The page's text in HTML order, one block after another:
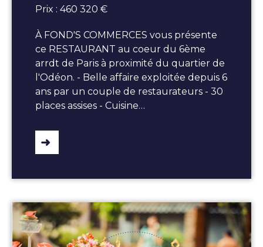
Prix : 460 320 €
À FOND'S COMMERCES vous présente
ce RESTAURANT au coeur du 6ème
arrdt de Paris à proximité du quartier de
l'Odéon. - Belle affaire exploitée depuis 6
ans par un couple de restaurateurs - 30
places assises - Cuisine…